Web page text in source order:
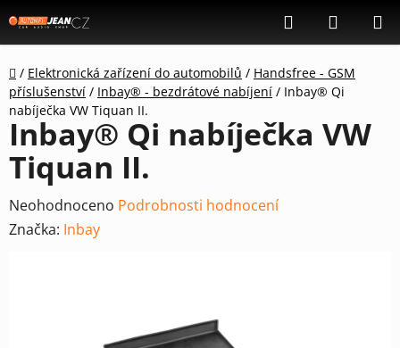
na
obsah
Hledat
KOŠÍK
Domů
/ Elektronická zařízení do automobilů / Handsfree - GSM
příslušenství / Inbay® - bezdrátové nabíjení / Inbay® Qi
nabíječka VW Tiquan II.
Inbay® Qi nabíječka VW
Tiquan II.
Průměrné
hodnocení
Neohodnoceno Podrobnosti hodnocení
Značka: Inbay